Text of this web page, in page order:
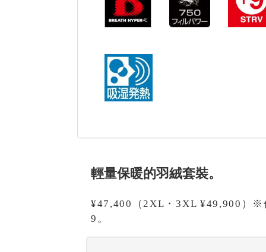
輕量保暖的羽絨套裝。
¥47,400（2XL・3XL ¥49,900）※
9。